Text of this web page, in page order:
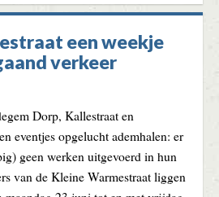
een weekje
verkeer
Dorp, Kallestraat en
eventjes opgelucht ademhalen: er
geen werken uitgevoerd in hun
van de Kleine Warmestraat liggen